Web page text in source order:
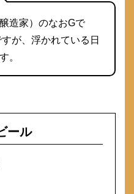
造家）のなおGで
が、浮かれている日
。
ール